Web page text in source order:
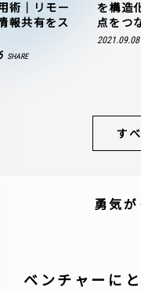
術｜リモー
報共有をス
SHARE
を構造
点をつ
2021.09.08
す
勇気
ベンチャーに